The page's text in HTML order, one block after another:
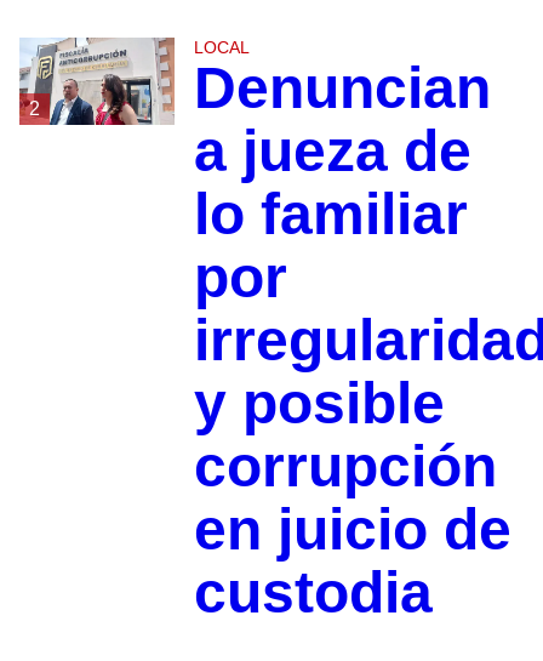
2
LOCAL
Denuncian
a jueza de
lo familiar
por
y posible
corrupción
en juicio de
custodia